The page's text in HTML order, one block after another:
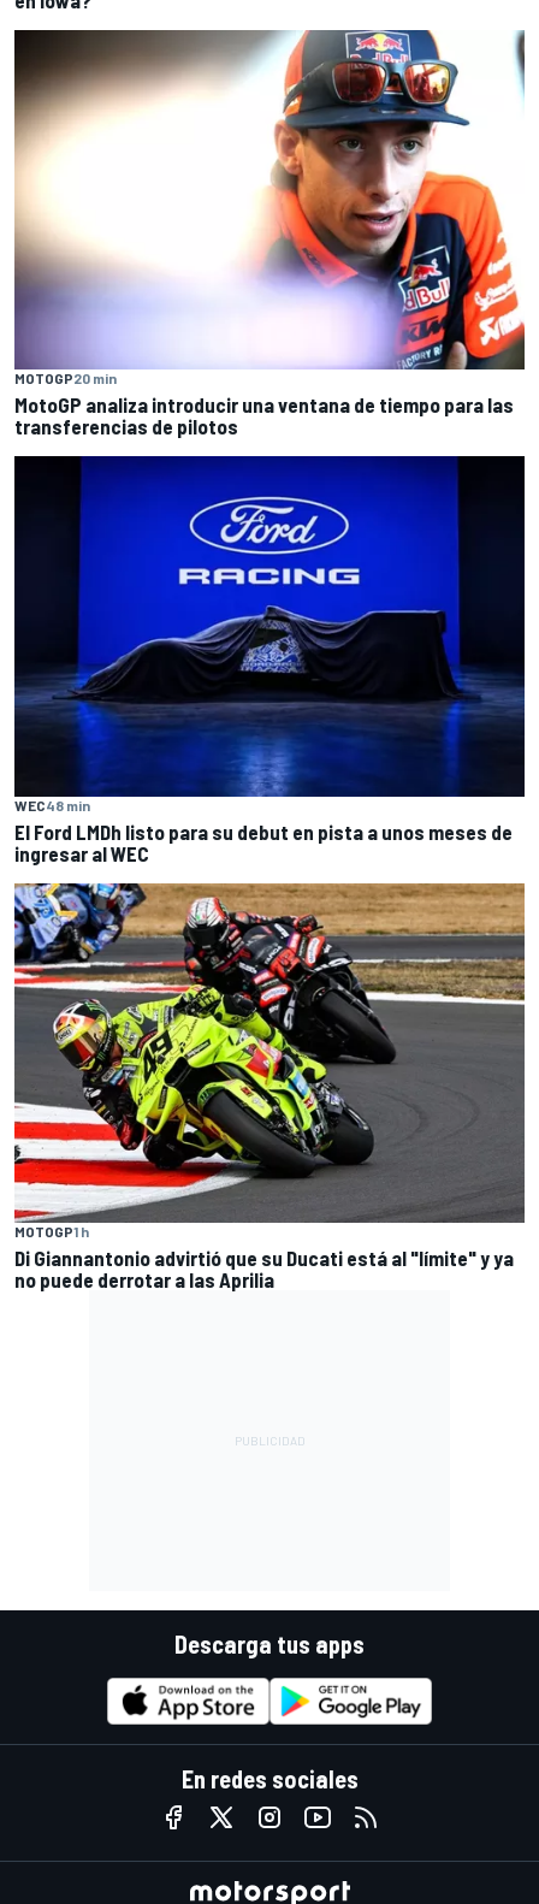
MOTOGP20 min
MotoGP analiza introducir una ventana de tiempo para las
transferencias de pilotos
WEC48 min
El Ford LMDh listo para su debut en pista a unos meses de
ingresar al WEC
MOTOGP1 h
Di Giannantonio advirtió que su Ducati está al "límite" y ya
no puede derrotar a las Aprilia
Descarga tus apps
En redes sociales